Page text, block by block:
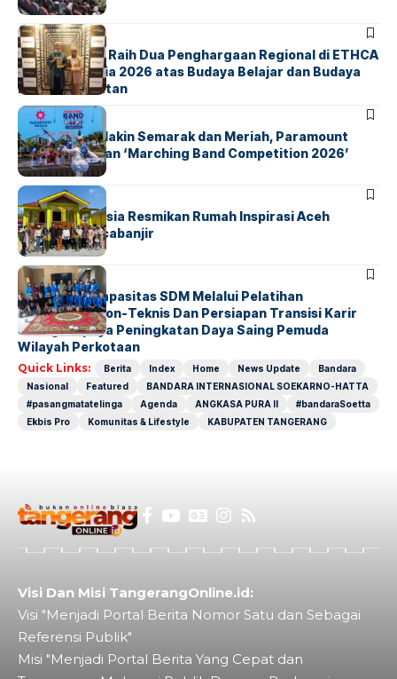
BERITA
ParagonCorp Raih Dua Penghargaan Regional di ETHCA
Southeast Asia 2026 atas Budaya Belajar dan Budaya
Kebermanfaatan
BERITA INDEX
Akhir Pekan Makin Semarak dan Meriah, Paramount
Petals Hadirkan ‘Marching Band Competition 2026’
BERITAHOME
AirNav Indonesia Resmikan Rumah Inspirasi Aceh
Tamiang Pascabanjir
BERITAINDEX
Penguatan Kapasitas SDM Melalui Pelatihan
Kompetensi Non-Teknis Dan Persiapan Transisi Karir
Sebagai Upaya Peningkatan Daya Saing Pemuda
Wilayah Perkotaan
Quick Links: Berita Index Home News Update
Bandara
Nasional
Featured
BANDARA INTERNASIONAL SOEKARNO-HATTA
#pasangmatatelinga
Agenda ANGKASA PURA II
#bandaraSoetta
Ekbis Pro
Komunitas & Lifestyle KABUPATEN TANGERANG
Visi Dan Misi TangerangOnline.id:
Visi "Menjadi Portal Berita Nomor Satu dan Sebagai
Referensi Publik"
Misi "Menjadi Portal Berita Yang Cepat dan